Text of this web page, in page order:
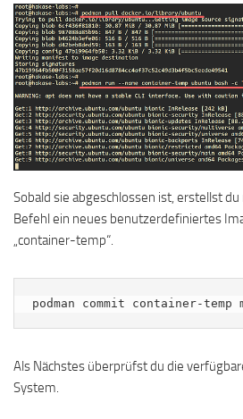
Sobald sie abgeschlossen ist, erstellst
Befehl ein neues benutzerdefiniertes
„container-temp“.
podman commit container-temp
Als Nächstes überprüfst du die
System.